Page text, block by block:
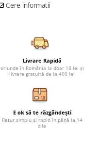
Cere informatii
Livrare Rapidă
oriunde în România la doar 18 lei și
livrare gratuită de la 400 lei
E ok să te răzgândești
Retur simplu și rapid în până la 14
zile